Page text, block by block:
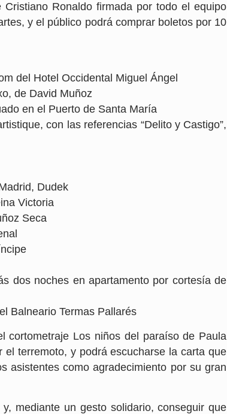
Ronaldo firmada por todo el equipo
y el público podrá comprar boletos por 10
del Hotel Occidental Miguel Ángel
de David Muñoz
en el Puerto de Santa María
con las referencias “Delito y Castigo”,
Dudek
Victoria
Seca
dos noches en apartamento por cortesía de
Balneario Termas Pallarés
cortometraje Los niños del paraíso de Paula
terremoto, y podrá escucharse la carta que
asistentes como agradecimiento por su gran
mediante un gesto solidario, conseguir que